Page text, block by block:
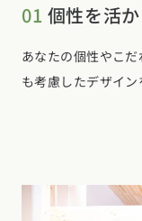
01 個性を活
あなたの個性やこ
も考慮したデザイン